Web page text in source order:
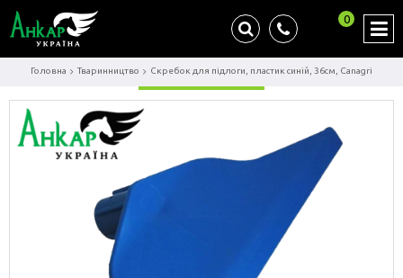
0
Головна Тваринництво Скребок для підлоги, пластик синій, 36см, Canagri